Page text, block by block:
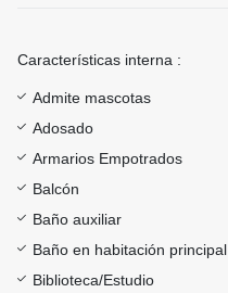
Características interna :
Admite mascotas
Adosado
Armarios Empotrados
Balcón
Baño auxiliar
Baño en habitación principal
Biblioteca/Estudio